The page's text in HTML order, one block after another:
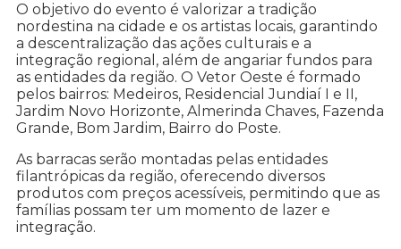
O objetivo do evento é valorizar a tradição
nordestina na cidade e os artistas locais, garantindo
a descentralização das ações culturais e a
integração regional, além de angariar fundos para
as entidades da região. O Vetor Oeste é formado
pelos bairros: Medeiros, Residencial Jundiaí I e II,
Jardim Novo Horizonte, Almerinda Chaves, Fazenda
Grande, Bom Jardim, Bairro do Poste.
As barracas serão montadas pelas entidades
filantrópicas da região, oferecendo diversos
produtos com preços acessíveis, permitindo que as
famílias possam ter um momento de lazer e
integração.